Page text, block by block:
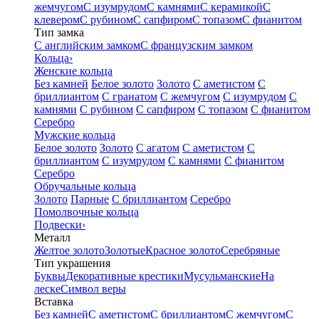
жемчугомС изумрудомС камнямиС керамикойС
клеверомС рубиномС сапфиромС топазомС фианитом
Тип замка
С английским замкомС французским замком
Кольца›
Женские кольца
Без камней Белое золото Золото С аметистом С
бриллиантом С гранатом С жемчугом С изумрудом С
камнями С рубином С сапфиром С топазом С фианитом
Серебро
Мужские кольца
Белое золото Золото С агатом С аметистом С
бриллиантом С изумрудом С камнями С фианитом
Серебро
Обручальные кольца
Золото Парные С бриллиантом Серебро
Помолвочные кольца
Подвески›
Металл
Желтое золотоЗолотыеКрасное золотоСеребряные
Тип украшения
БуквыДекоративные крестикиМусульманскиеНа
лескеСимвол веры
Вставка
Без камнейС аметистомС бриллиантомС жемчугомС